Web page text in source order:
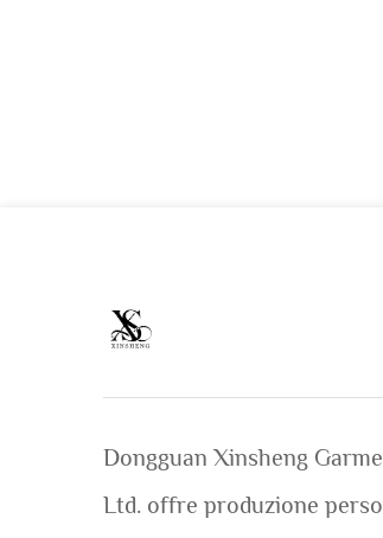
Dongguan Xinsheng
Ltd. offre produzione